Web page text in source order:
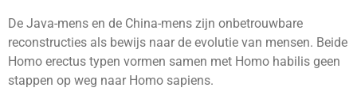
De Java-mens en de China-mens zijn onbetrouwbare
reconstructies als bewijs naar de evolutie van mensen. Beide
Homo erectus typen vormen samen met Homo habilis geen
stappen op weg naar Homo sapiens.